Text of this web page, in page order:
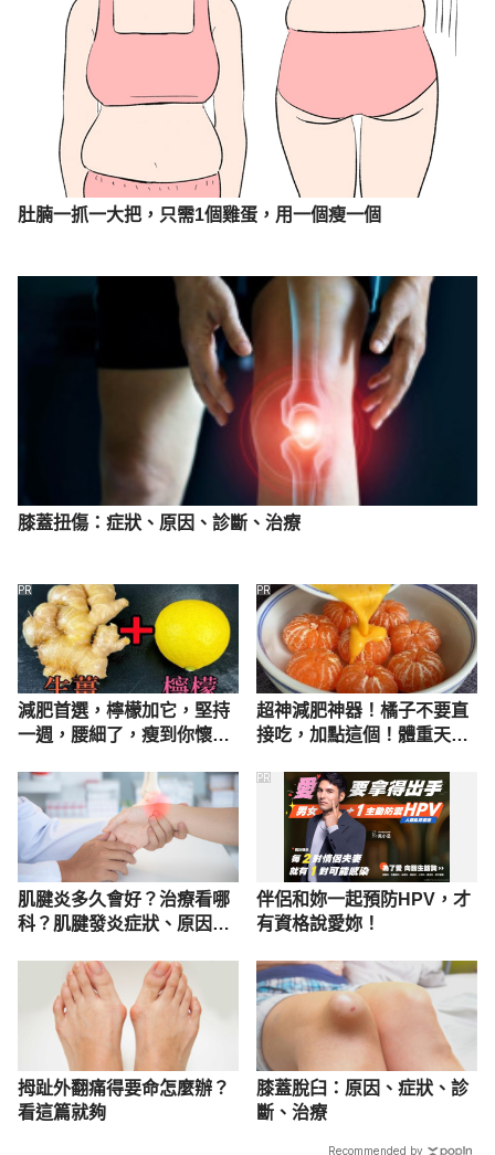
肚腩一抓一大把，只需1個雞蛋，用一個瘦一個
膝蓋扭傷：症狀、原因、診斷、治療
減肥首選，檸檬加它，堅持
一週，腰細了，瘦到你懷疑
PR
超神減肥神器！橘子不要直
接吃，加點這個！體重天天
PR
肌腱炎多久會好？治療看哪
科？肌腱發炎症狀、原因及
伴侶和妳一起預防HPV，才
有資格說愛妳！
PR
拇趾外翻痛得要命怎麼辦？
看這篇就夠
膝蓋脫臼：原因、症狀、診
斷、治療
Recommended by